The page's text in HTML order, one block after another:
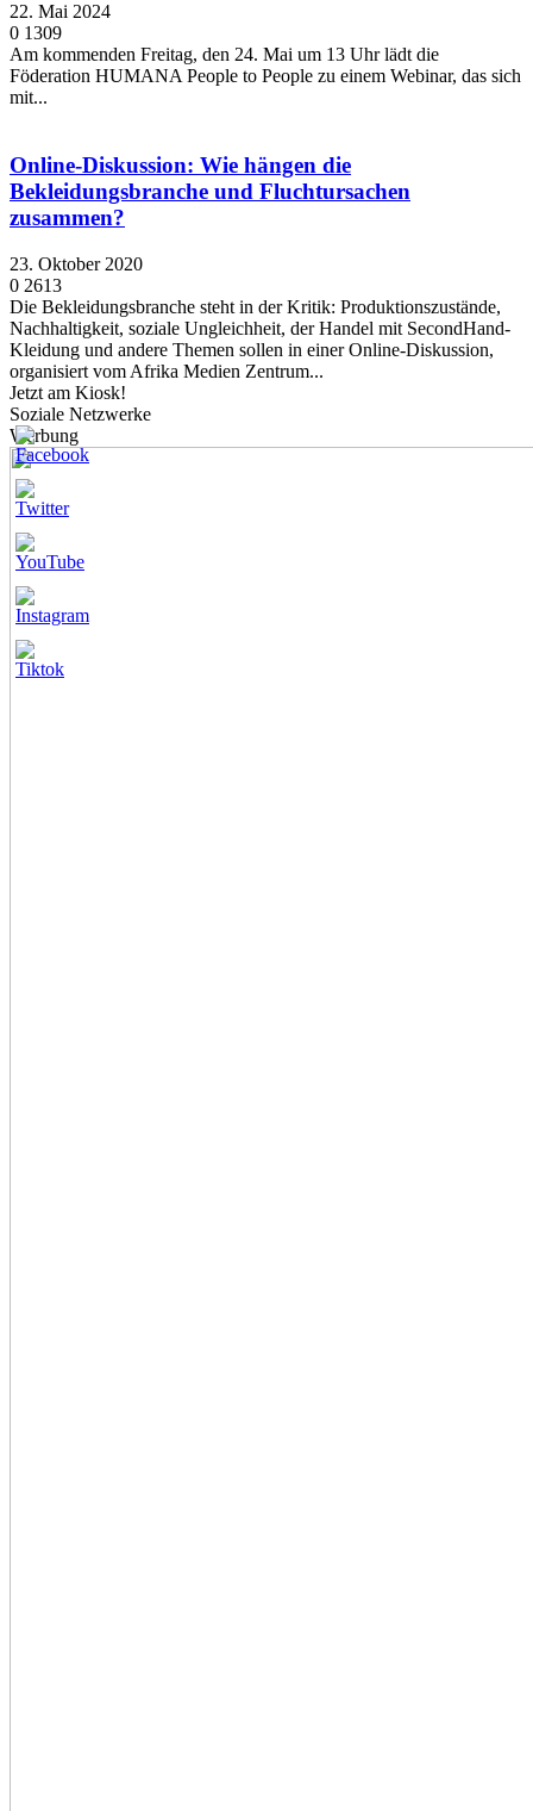
22. Mai 2024
0 1309
Am kommenden Freitag, den 24. Mai um 13 Uhr lädt die
Föderation HUMANA People to People zu einem Webinar, das sich
mit...
Online-Diskussion: Wie hängen die
Bekleidungsbranche und Fluchtursachen
zusammen?
23. Oktober 2020
0 2613
Die Bekleidungsbranche steht in der Kritik: Produktionszustände,
Nachhaltigkeit, soziale Ungleichheit, der Handel mit SecondHand-
Kleidung und andere Themen sollen in einer Online-Diskussion,
organisiert vom Afrika Medien Zentrum...
Jetzt am Kiosk!
Soziale Netzwerke
Werbung